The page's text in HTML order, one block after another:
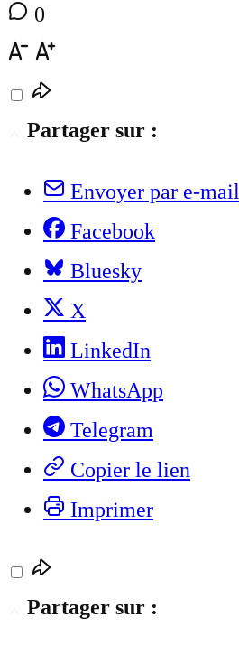
0
Partager sur :
Envoyer par e-mail
Facebook
Bluesky
X
LinkedIn
WhatsApp
Telegram
Copier le lien
Imprimer
Partager sur :